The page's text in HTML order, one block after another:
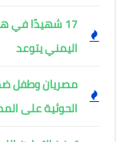
17 شهيدًا في
اليمني يتوعد
مصريان وطفل
الحوثية على